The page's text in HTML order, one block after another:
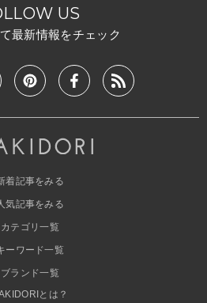
US
最新情報をチェック
着記事をみる
気記事をみる
カテゴリ一覧
ーワード一覧
ブランド一覧
とは？